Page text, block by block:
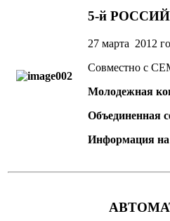
5-й
27 марта 2012
Совместно с
Молодежная
Объединенная
Информация на